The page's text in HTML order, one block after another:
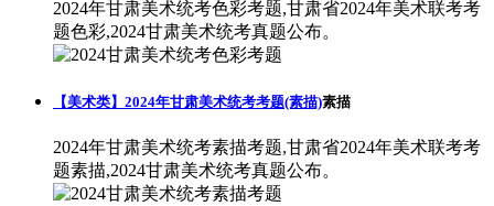
2024年甘肃美术统考色彩考题,甘肃省2024年美术联考考
题色彩,2024甘肃美术统考真题公布。
【美术类】2024年甘肃美术统考考题(素描)素描
2024年甘肃美术统考素描考题,甘肃省2024年美术联考考
题素描,2024甘肃美术统考真题公布。